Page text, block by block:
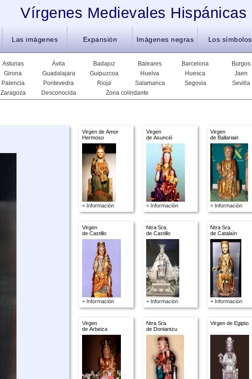
Vírgenes Medievales Hispánicas
Las imágenes Expansión Imágenes negras Los símbolos
Asturias Ávila Badajoz Baleares Barcelona Burgos
Girona Guadalajara Guipuzcoa Huelva Huesca Jaen
Palencia Pontevedra Rioja Salamanca Segovia Sevilla
Zaragoza Desconocida Zona colindante
Virgen de Amor
Hermoso
+ Información
Virgen
de Asunció
+ Información
Virgen
de Ballariain
+ Información
Virgen
de Castillo
+ Información
Ntra Sra.
de Castillo
+ Información
Ntra Sra.
de Catalaín
+ Información
Virgen
de Arbeiza
Ntra Sra.
de Doniantzu
Virgen de Egipto